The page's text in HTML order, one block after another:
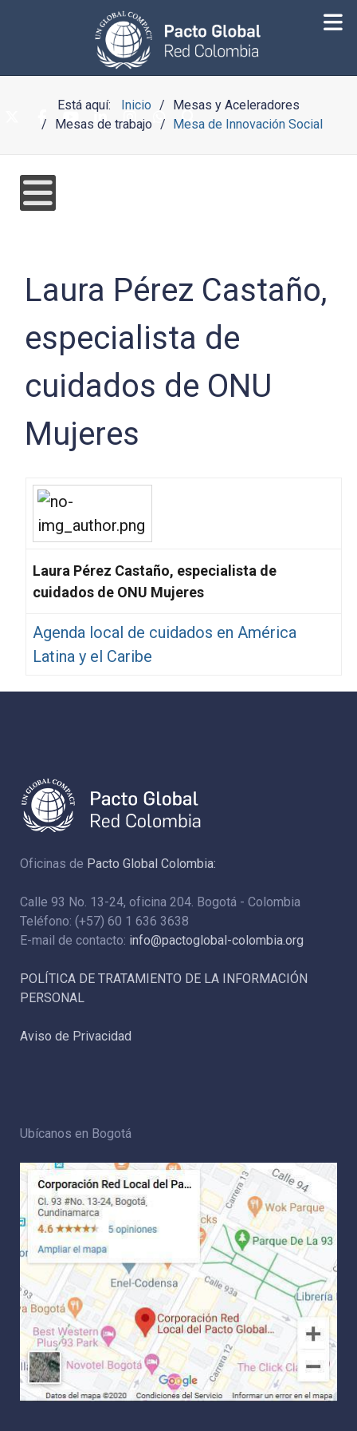
Está aquí: Inicio
Mesas y Aceleradores
Mesas de trabajo
Mesa de Innovación Social
Laura Pérez Castaño,
especialista de
cuidados de ONU
Mujeres
Laura Pérez Castaño, especialista de
cuidados de ONU Mujeres
Agenda local de cuidados en América
Latina y el Caribe
Oficinas de Pacto Global Colombia:
Calle 93 No. 13-24, oficina 204. Bogotá - Colombia
Teléfono: (+57) 60 1 636 3638
E-mail de contacto: info@pactoglobal-colombia.org
POLÍTICA DE TRATAMIENTO DE LA INFORMACIÓN
PERSONAL
Aviso de Privacidad
Ubícanos en Bogotá